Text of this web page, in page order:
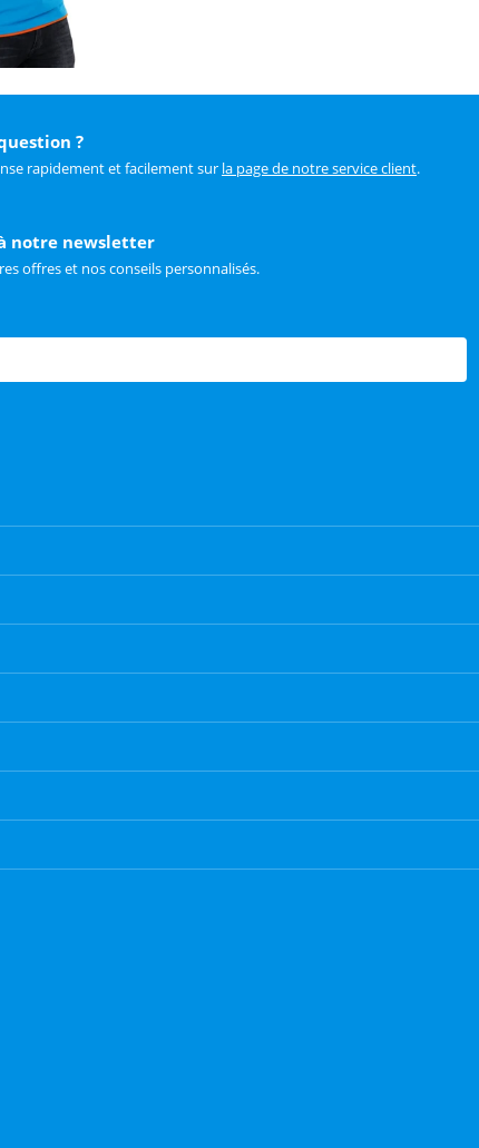
?
rapidement et facilement sur la page de notre service client.
notre newsletter
offres et nos conseils personnalisés.